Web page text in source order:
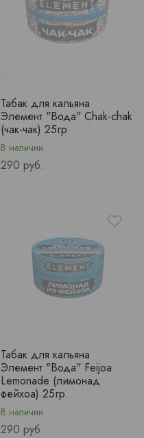
Табак для кальяна
Элемент "Вода" Chak-chak
(чак-чак) 25гр
В наличии
Price
290 руб.
Табак для кальяна
Элемент "Вода" Feijoa
Lemonade (лимонад
фейхоа) 25гр.
В наличии
Price
290 руб.